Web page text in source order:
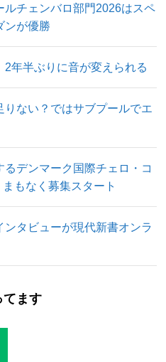
チェンバロ部門2026はスペ
ンが優勝
年半ぶりに音が変えられる
ない？ではサブプールでエ
デンマーク国際チェロ・コ
もなく募集スタート
タビューが現代新書オンラ
てます